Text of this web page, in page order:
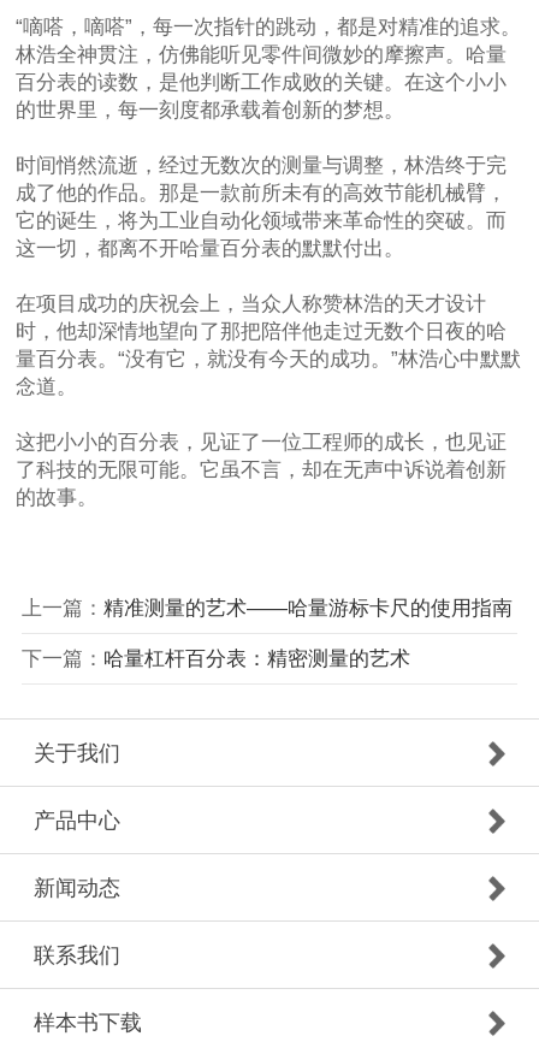
“嘀嗒，嘀嗒”，每一次指针的跳动，都是对精准的追求。
林浩全神贯注，仿佛能听见零件间微妙的摩擦声。哈量
百分表的读数，是他判断工作成败的关键。在这个小小
的世界里，每一刻度都承载着创新的梦想。
时间悄然流逝，经过无数次的测量与调整，林浩终于完
成了他的作品。那是一款前所未有的高效节能机械臂，
它的诞生，将为工业自动化领域带来革命性的突破。而
这一切，都离不开哈量百分表的默默付出。
在项目成功的庆祝会上，当众人称赞林浩的天才设计
时，他却深情地望向了那把陪伴他走过无数个日夜的哈
量百分表。“没有它，就没有今天的成功。”林浩心中默默
念道。
这把小小的百分表，见证了一位工程师的成长，也见证
了科技的无限可能。它虽不言，却在无声中诉说着创新
的故事。
上一篇： 精准测量的艺术——哈量游标卡尺的使用指南
下一篇： 哈量杠杆百分表：精密测量的艺术
关于我们
产品中心
新闻动态
联系我们
样本书下载